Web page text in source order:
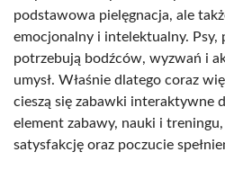
podstawowa pielęgnacja, ale
emocjonalny i intelektualny. Psy,
potrzebują bodźców, wyzwań i
umysł. Właśnie dlatego coraz
cieszą się zabawki interaktywne
element zabawy, nauki i
satysfakcję oraz poczucie